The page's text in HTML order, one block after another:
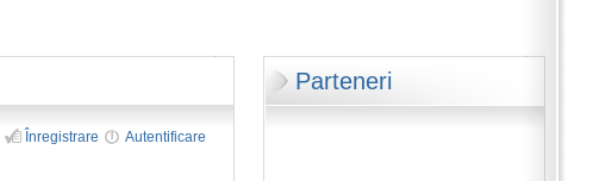
Parteneri
Înregistrare
Autentificare